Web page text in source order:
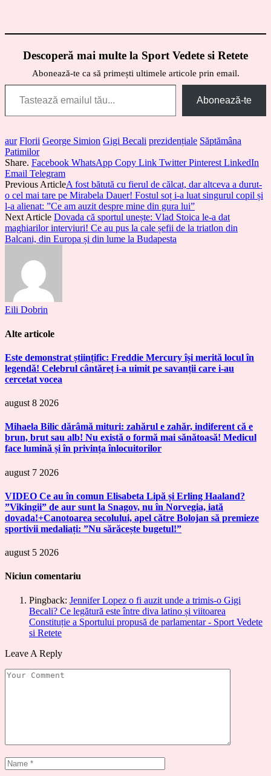
Descoperă mai multe la Sport Vedete si Retete
Abonează-te ca să primești ultimele articole prin email.
Tastează emailul tău...
Abonează-te
aur Florii George Simion Gigi Becali prezidențiale Săptămâna
Patimilor
Share. Facebook WhatsApp Copy Link Twitter Pinterest LinkedIn
Email Telegram
Previous ArticleA fost bătută cu fierul de călcat, dar altceva a durut-
o cel mai tare pe Mirabela Dauer! Fostul soț i-a luat singurul copil și
l-a alienat: ”Ce am auzit despre mine din gura lui”
Next Article Dovada că sportul unește: Vlad Stoica le-a dat
maghiarilor interviuri! Ce au pus la cale șefii de la triatlon din
Balcani, din Europa și din lume la Budapesta
Eili Dobrin
Alte articole
Este demonstrat științific: Freddie Mercury își merită locul în
legendă! Celebrul cântăreț i-a uimit pe savanții care i-au
cercetat vocea
august 8 2026
Mihaela Bilic dărâmă mituri: zahărul e zahăr, indiferent că e
brun, brut sau alb! Nu există o formă mai sănătoasă! Medicul
face lumină și în privința înlocuitorilor
august 7 2026
VIDEO Ce au în comun Elisabeta Lipă și Erling Haaland?
”Vikingii” de aur sunt la Snagov, nu în Norvegia, iată
dovada!+Canotoarea secolului, apel către Bolojan să premieze
sportivii medaliați: ”Nu sărăcește bugetul!”
august 5 2026
Niciun comentariu
Pingback: Jennifer Lopez o fi auzit unde a trimis-o Gigi
Becali? Ce legătură este între diva latino și viitoarea
Constituție a Sportului propusă de parlamentar - Sport Vedete
si Retete
Leave A Reply